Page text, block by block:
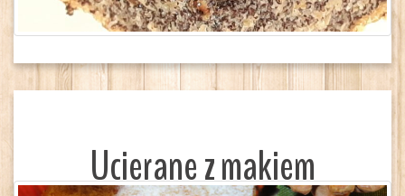
Ucierane z makiem